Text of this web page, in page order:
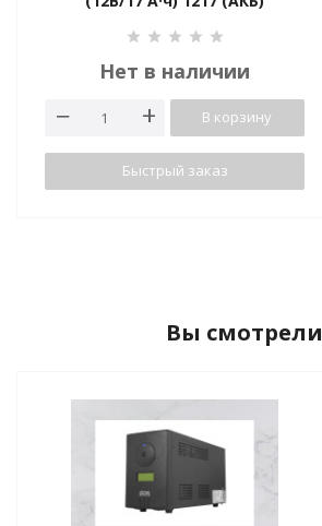
Нет в наличии
В корзину
Быстрый заказ
Вы смотрели